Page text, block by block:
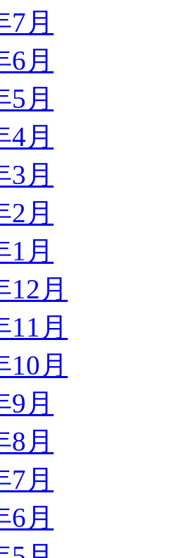
7月
6月
5月
4月
3月
2月
1月
12月
11月
10月
9月
8月
7月
6月